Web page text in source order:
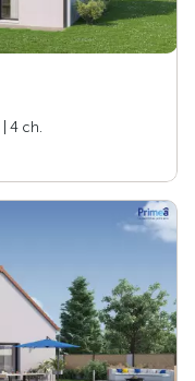
| 4 ch.